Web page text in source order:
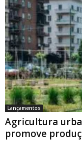
Lançamentos
Agricultura
promove